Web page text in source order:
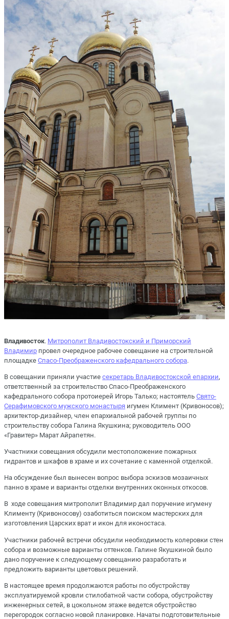
Владивосток. Митрополит Владивостокский и Приморский
Владимир провел очередное рабочее совещание на строительной
площадке Спасо-Преображенского кафедрального собора.
В совещании приняли участие секретарь Владивостокской епархии,
ответственный за строительство Спасо-Преображенского
кафедрального собора протоиерей Игорь Талько; настоятель Свято-
Серафимовского мужского монастыря игумен Климент (Кривоносов);
архитектор-дизайнер, член епархиальной рабочей группы по
строительству собора Галина Якушкина; руководитель ООО
«Гравитер» Марат Айрапетян.
Участники совещания обсудили местоположение пожарных
гидрантов и шкафов в храме и их сочетание с каменной отделкой.
На обсуждение был вынесен вопрос выбора эскизов мозаичных
панно в храме и варианты отделки внутренних оконных откосов.
В ходе совещания митрополит Владимир дал поручение игумену
Клименту (Кривоносову) озаботиться поиском мастерских для
изготовления Царских врат и икон для иконостаса.
Участники рабочей встречи обсудили необходимость колеровки стен
собора и возможные варианты оттенков. Галине Якушкиной было
дано поручение к следующему совещанию разработать и
предложить варианты цветовых решений.
В настоящее время продолжаются работы по обустройству
эксплуатируемой кровли стилобатной части собора, обустройству
инженерных сетей, в цокольном этаже ведется обустройство
перегородок согласно новой планировке. Начаты подготовительные